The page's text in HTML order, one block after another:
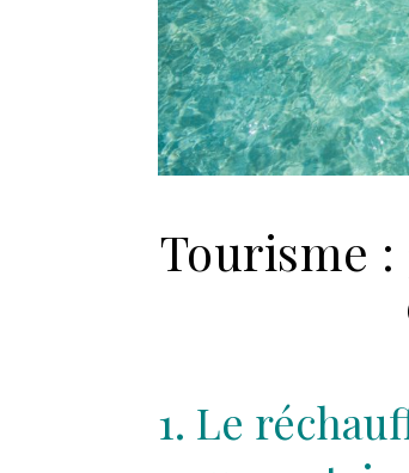
Tourisme
1. Le